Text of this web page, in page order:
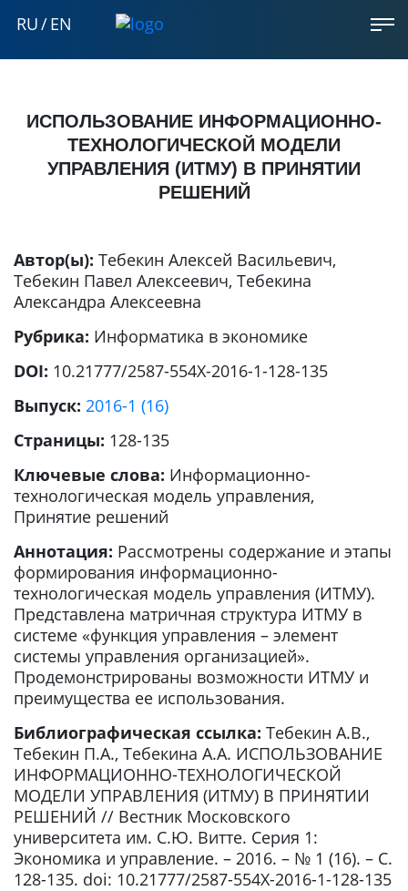
RU/EN
ИСПОЛЬЗОВАНИЕ ИНФОРМАЦИОННО-
ТЕХНОЛОГИЧЕСКОЙ МОДЕЛИ
УПРАВЛЕНИЯ (ИТМУ) В ПРИНЯТИИ
РЕШЕНИЙ
Автор(ы): Тебекин Алексей Васильевич,
Тебекин Павел Алексеевич, Тебекина
Александра Алексеевна
Рубрика: Информатика в экономике
DOI: 10.21777/2587-554X-2016-1-128-135
Выпуск: 2016-1 (16)
Страницы: 128-135
Ключевые слова: Информационно-
технологическая модель управления,
Принятие решений
Аннотация: Рассмотрены содержание и этапы
формирования информационно-
технологическая модель управления (ИТМУ).
Представлена матричная структура ИТМУ в
системе «функция управления – элемент
системы управления организацией».
Продемонстрированы возможности ИТМУ и
преимущества ее использования.
Библиографическая ссылка: Тебекин А.В.,
Тебекин П.А., Тебекина А.А. ИСПОЛЬЗОВАНИЕ
ИНФОРМАЦИОННО-ТЕХНОЛОГИЧЕСКОЙ
МОДЕЛИ УПРАВЛЕНИЯ (ИТМУ) В ПРИНЯТИИ
РЕШЕНИЙ // Вестник Московского
университета им. С.Ю. Витте. Серия 1:
Экономика и управление. – 2016. – № 1 (16). – С.
128-135. doi: 10.21777/2587-554X-2016-1-128-135